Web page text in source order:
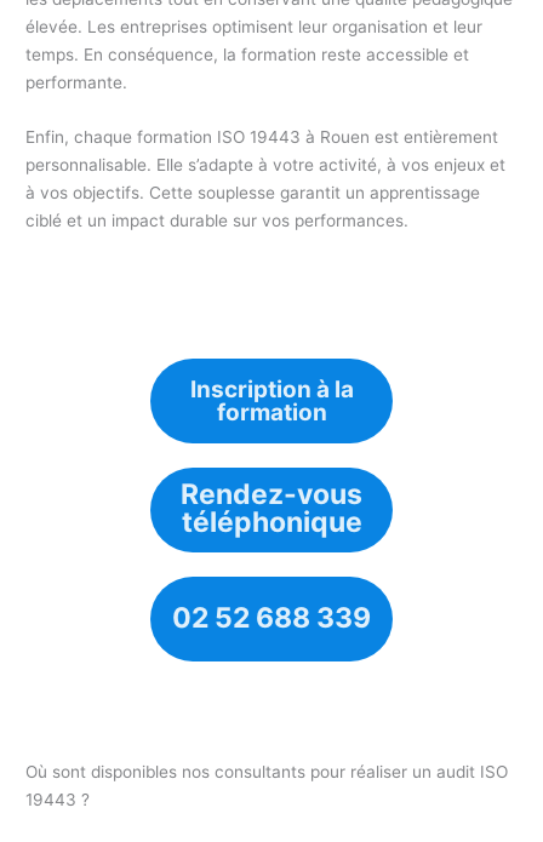
élevée. Les entreprises optimisent leur organisation et leur
temps. En conséquence, la formation reste accessible et
performante.
Enfin, chaque formation ISO 19443 à Rouen est entièrement
personnalisable. Elle s’adapte à votre activité, à vos enjeux et
à vos objectifs. Cette souplesse garantit un apprentissage
ciblé et un impact durable sur vos performances.
Inscription à la
formation
Rendez-vous
téléphonique
02 52 688 339
Où sont disponibles nos consultants pour réaliser un audit ISO
19443 ?